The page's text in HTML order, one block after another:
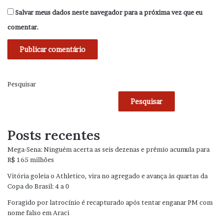
Salvar meus dados neste navegador para a próxima vez que eu
comentar.
Pesquisar
Pesquisar
Posts recentes
Mega-Sena: Ninguém acerta as seis dezenas e prêmio acumula para
R$ 165 milhões
Vitória goleia o Athletico, vira no agregado e avança às quartas da
Copa do Brasil: 4 a 0
Foragido por latrocínio é recapturado após tentar enganar PM com
nome falso em Araci